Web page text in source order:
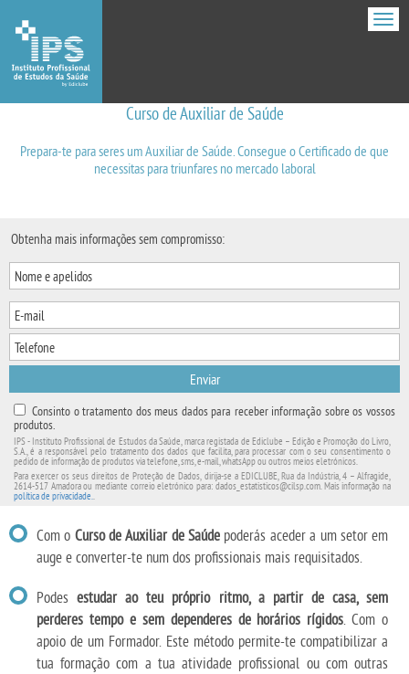
Menú
Curso de Auxiliar de Saúde
Prepara-te para seres um Auxiliar de Saúde. Consegue o Certificado de que
necessitas para triunfares no mercado laboral
Obtenha mais informações sem compromisso:
Enviar
Consinto o tratamento dos meus dados para receber informação sobre os vossos
produtos.
IPS - Instituto Profissional de Estudos da Saúde, marca registada de Ediclube – Edição e Promoção do Livro,
S.A., é a responsável pelo tratamento dos dados que facilita, para processar com o seu consentimento o
pedido de informação de produtos via telefone, sms, e-mail, whatsApp ou outros meios eletrónicos.
Para exercer os seus direitos de Proteção de Dados, dirija-se a EDICLUBE, Rua da Indústria, 4 – Alfragide,
2614-517 Amadora ou mediante correio eletrónico para: dados_estatisticos@cilsp.com. Mais informação na
política de privacidade..
Com o Curso de Auxiliar de Saúde poderás aceder a um setor em
auge e converter-te num dos profissionais mais requisitados.
Podesestudar ao teu próprio ritmo, a partir de casa, sem
perderes tempo e sem dependeres de horários rígidos . Com o
apoio de um Formador. Este método permite-te compatibilizar a
tua formação com a tua atividade profissional ou com outras